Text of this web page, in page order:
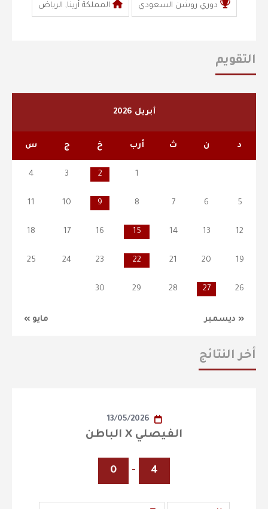
دوري روشن السعودي المملكة أرينا, الرياض
التقويم
أبريل 2026
د ن ث أرب خ ج س
« ديسمبر مايو »
1
2
3
4
5
6
7
8
9
10
11
12
13
14
15
16
17
18
19
20
21
22
23
24
25
26
27
28
29
30
أخر النتائج
13/05/2026
الفيصلي X الباطن
4
-
0